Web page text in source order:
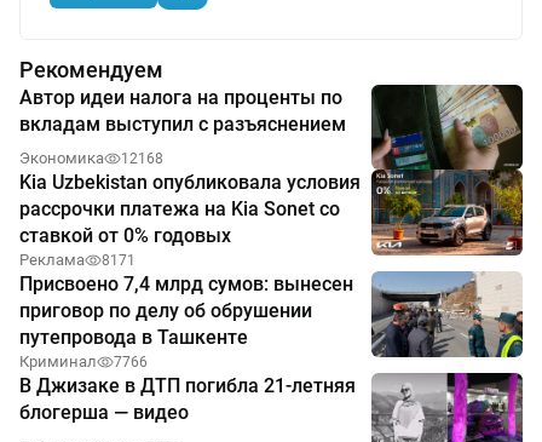
Рекомендуем
Автор идеи налога на проценты по
вкладам выступил с разъяснением
Экономика 12168
Kia Uzbekistan опубликовала условия
рассрочки платежа на Kia Sonet со
ставкой от 0% годовых
Реклама 8171
Присвоено 7,4 млрд сумов: вынесен
приговор по делу об обрушении
путепровода в Ташкенте
Криминал 7766
В Джизаке в ДТП погибла 21-летняя
блогерша — видео